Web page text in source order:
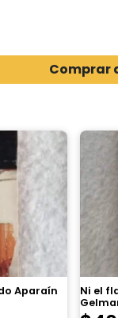
Comprar
Aparaín
Ni el